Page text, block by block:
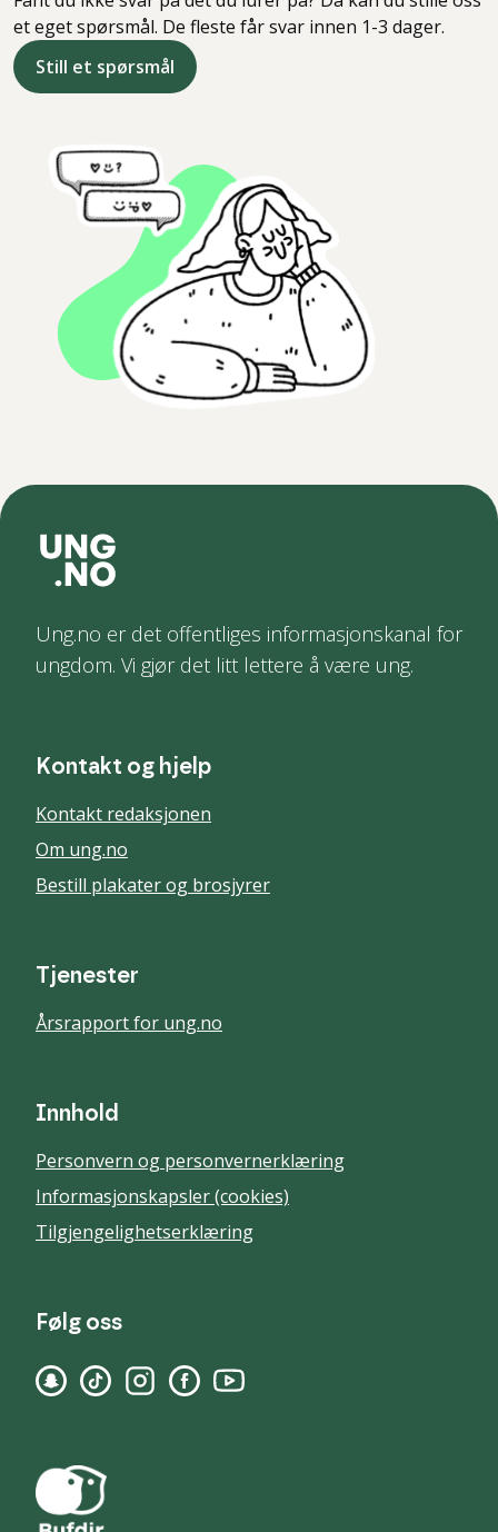
et eget spørsmål. De fleste får svar innen 1-3 dager.
Still et spørsmål
Ung.no er det offentliges informasjonskanal for
ungdom. Vi gjør det litt lettere å være ung.
Kontakt og hjelp
Kontakt redaksjonen
Om ung.no
Bestill plakater og brosjyrer
Tjenester
Årsrapport for ung.no
Innhold
Personvern og personvernerklæring
Informasjonskapsler (cookies)
Tilgjengelighetserklæring
Følg oss